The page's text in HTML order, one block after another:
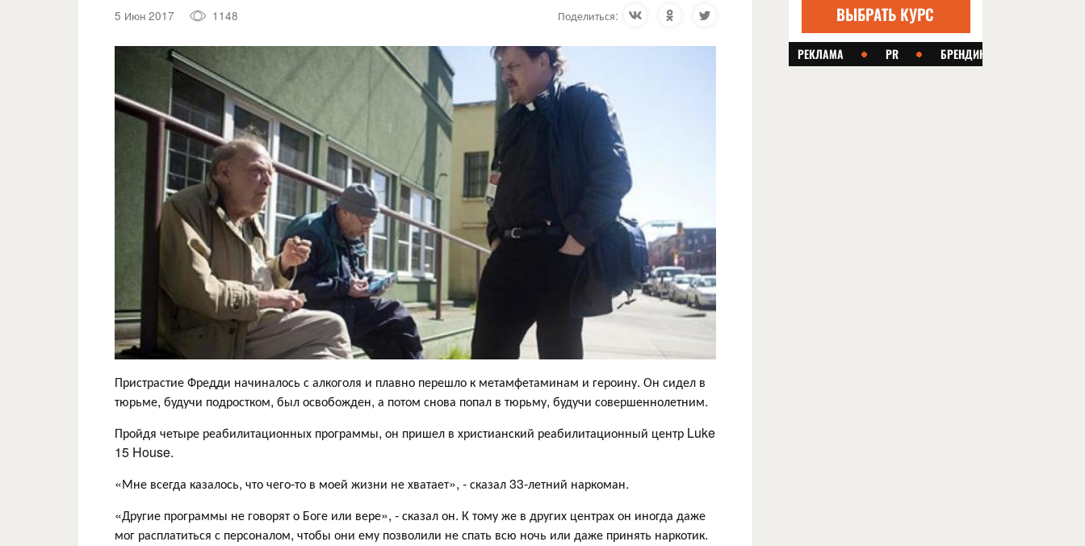
5 Июн 2017 1148 Поделиться:
Пристрастие Фредди начиналось с алкоголя и плавно перешло к метамфетаминам и героину. Он сидел в
тюрьме, будучи подростком, был освобожден, а потом снова попал в тюрьму, будучи совершеннолетним.
Пройдя четыре реабилитационных программы, он пришел в христианский реабилитационный центр Luke
15 House.
«Мне всегда казалось, что чего-то в моей жизни не хватает», - сказал 33-летний наркоман.
«Другие программы не говорят о Боге или вере», - сказал он. К тому же в других центрах он иногда даже
мог расплатиться с персоналом, чтобы они ему позволили не спать всю ночь или даже принять наркотик.